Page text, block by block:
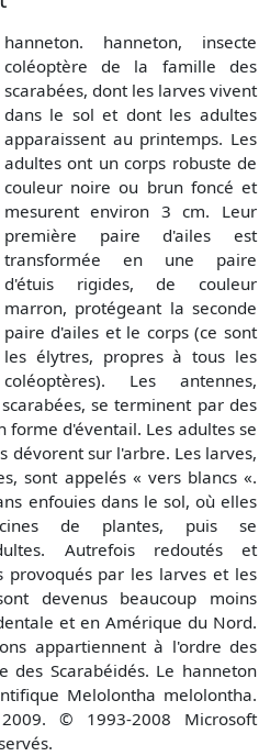
hanneton. hanneton, insecte
coléoptère de la famille des
scarabées, dont les larves vivent
dans le sol et dont les adultes
apparaissent au printemps. Les
adultes ont un corps robuste de
couleur noire ou brun foncé et
mesurent environ 3 cm. Leur
première paire d'ailes est
transformée en une paire
d'étuis rigides, de couleur
marron, protégeant la seconde
paire d'ailes et le corps (ce sont
les élytres, propres à tous les
coléoptères). Les antennes,
se terminent par des
forme d'éventail. Les adultes se
dévorent sur l'arbre. Les larves,
sont appelés « vers blancs «.
enfouies dans le sol, où elles
de plantes, puis se
Autrefois redoutés et
provoqués par les larves et les
devenus beaucoup moins
et en Amérique du Nord.
appartiennent à l'ordre des
des Scarabéidés. Le hanneton
Melolontha melolontha.
© 1993-2008 Microsoft